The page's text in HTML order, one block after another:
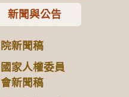
新聞與公告
院新聞稿
國家人權委員
會新聞稿